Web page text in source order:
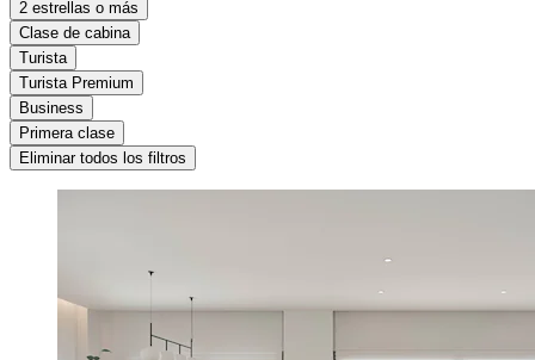
2 estrellas o más
Clase de cabina
Turista
Turista Premium
Business
Primera clase
Eliminar todos los filtros